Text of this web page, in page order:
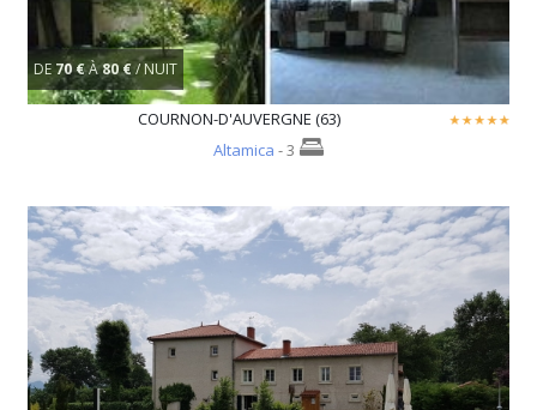
DE70 €À80 €/ NUIT
COURNON-D'AUVERGNE (63)
Altamica - 3